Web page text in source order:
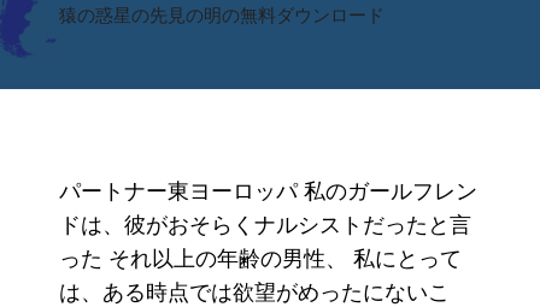
猿の惑星の先見の明の無料ダウンロード
パートナー東ヨーロッパ 私のガールフレン
ドは、彼がおそらくナルシストだったと言
った それ以上の年齢の男性、 私にとって
は、ある時点では欲望がめったにないこ